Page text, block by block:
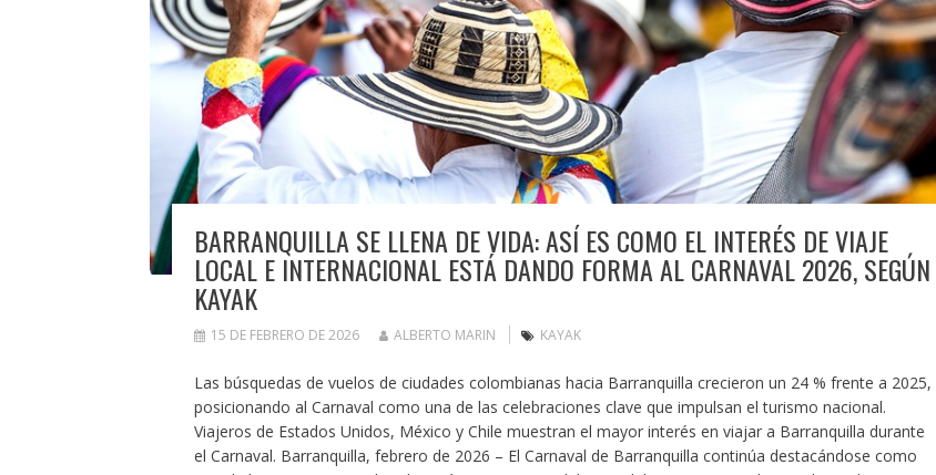
BARRANQUILLA SE LLENA DE VIDA: ASÍ ES COMO EL INTERÉS DE VIAJE
LOCAL E INTERNACIONAL ESTÁ DANDO FORMA AL CARNAVAL 2026, SEGÚN
KAYAK
15 DE FEBRERO DE 2026 ALBERTO MARIN KAYAK
Las búsquedas de vuelos de ciudades colombianas hacia Barranquilla crecieron un 24 % frente a 2025,
posicionando al Carnaval como una de las celebraciones clave que impulsan el turismo nacional.
Viajeros de Estados Unidos, México y Chile muestran el mayor interés en viajar a Barranquilla durante
el Carnaval. Barranquilla, febrero de 2026 – El Carnaval de Barranquilla continúa destacándose como